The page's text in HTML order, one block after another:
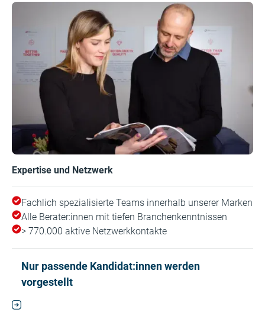
Expertise und Netzwerk
Fachlich spezialisierte Teams innerhalb unserer Marken
Alle Berater:innen mit tiefen Branchenkenntnissen
> 770.000 aktive Netzwerkkontakte
Nur passende Kandidat:innen werden
vorgestellt